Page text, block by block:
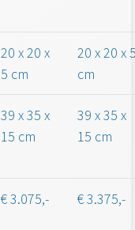
20 x 20 x
5 cm
20 x 20 x
cm
39 x 35 x
15 cm
39 x 35 x
15 cm
€ 3.075,- € 3.375,-